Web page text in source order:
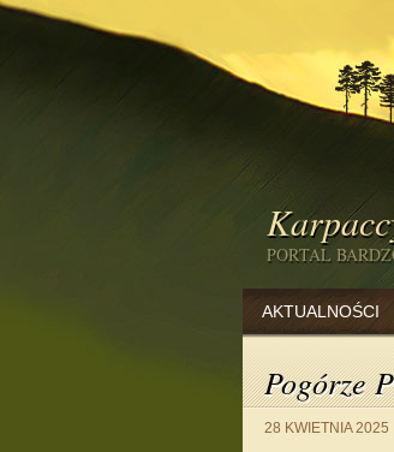
PORTAL
AKTUALNOŚCI
Pogórze
28 KWIETNIA 2025